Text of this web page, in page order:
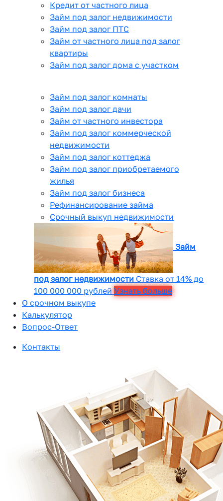
Кредит от частного лица
Займ под залог недвижимости
Займ под залог ПТС
Займ от частного лица под залог
квартиры
Займ под залог дома с участком
Займ под залог комнаты
Займ под залог дачи
Займ от частного инвестора
Займ под залог коммерческой
недвижимости
Займ под залог коттеджа
Займ под залог приобретаемого
жилья
Займ под залог бизнеса
Рефинансирование займа
Срочный выкуп недвижимости
Займ
под залог недвижимости Ставка от 14% до
100 000 000 рублей Узнать больше
О срочном выкупе
Калькулятор
Вопрос-Ответ
Контакты